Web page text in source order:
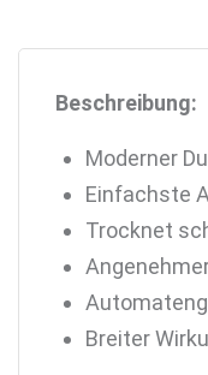
Beschreibung:
Moderner
Einfachste
Trocknet
Breiter